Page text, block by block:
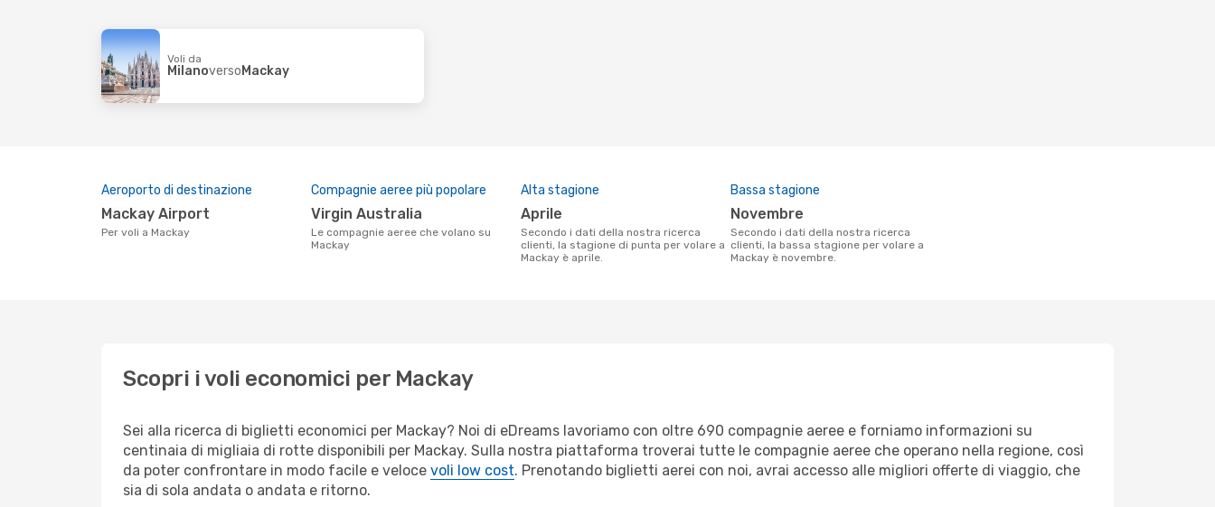
Voli da
MilanoversoMackay
Aeroporto di destinazione
Mackay Airport
Per voli a Mackay
Compagnie aeree più popolare
Virgin Australia
Le compagnie aeree che volano su
Mackay
Alta stagione
aprile
Secondo i dati della nostra ricerca
clienti, la stagione di punta per volare a
Mackay è aprile.
Bassa stagione
novembre
Secondo i dati della nostra ricerca
clienti, la bassa stagione per volare a
Mackay è novembre.
Scopri i voli economici per Mackay
Sei alla ricerca di biglietti economici per Mackay? Noi di eDreams lavoriamo con oltre 690 compagnie aeree e forniamo informazioni su
centinaia di migliaia di rotte disponibili per Mackay. Sulla nostra piattaforma troverai tutte le compagnie aeree che operano nella regione, così
da poter confrontare in modo facile e veloce voli low cost. Prenotando biglietti aerei con noi, avrai accesso alle migliori offerte di viaggio, che
sia di sola andata o andata e ritorno.